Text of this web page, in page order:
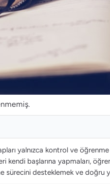
yalnızca kontrol ve öğrenme
kendi başlarına yapmaları,
sürecini desteklemek ve